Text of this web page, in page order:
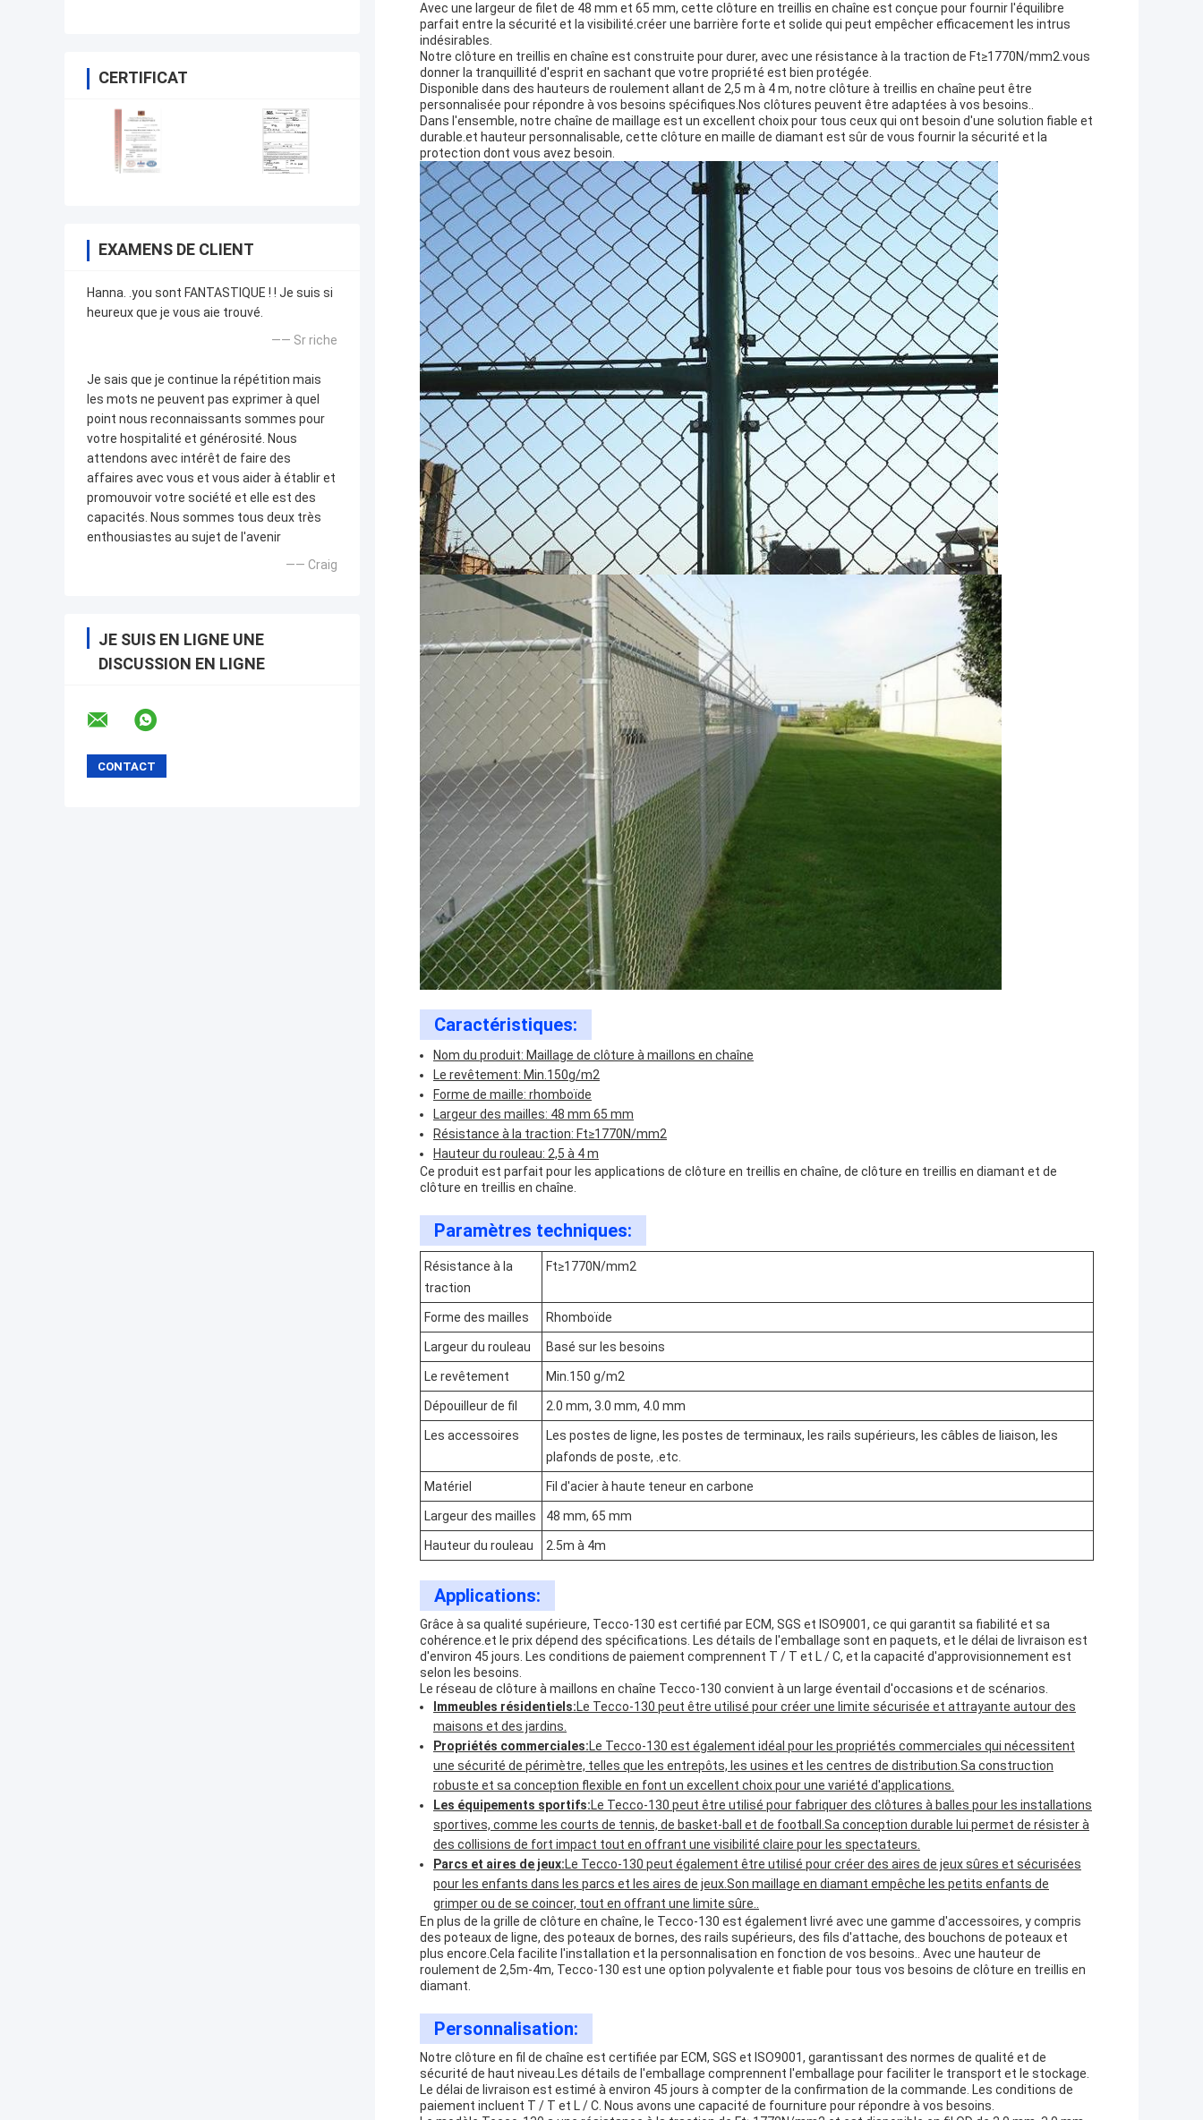
CERTIFICAT
EXAMENS DE CLIENT
Hanna. .you sont FANTASTIQUE ! ! Je suis si
heureux que je vous aie trouvé.
—— Sr riche
Je sais que je continue la répétition mais
les mots ne peuvent pas exprimer à quel
point nous reconnaissants sommes pour
votre hospitalité et générosité. Nous
attendons avec intérêt de faire des
affaires avec vous et vous aider à établir et
promouvoir votre société et elle est des
capacités. Nous sommes tous deux très
enthousiastes au sujet de l'avenir
—— Craig
JE SUIS EN LIGNE UNE
DISCUSSION EN LIGNE
Avec une largeur de filet de 48 mm et 65 mm, cette clôture en treillis en chaîne est conçue pour fournir l'équilibre
parfait entre la sécurité et la visibilité.créer une barrière forte et solide qui peut empêcher efficacement les intrus
indésirables.
Notre clôture en treillis en chaîne est construite pour durer, avec une résistance à la traction de Ft≥1770N/mm2.vous
donner la tranquillité d'esprit en sachant que votre propriété est bien protégée.
Disponible dans des hauteurs de roulement allant de 2,5 m à 4 m, notre clôture à treillis en chaîne peut être
personnalisée pour répondre à vos besoins spécifiques.Nos clôtures peuvent être adaptées à vos besoins..
Dans l'ensemble, notre chaîne de maillage est un excellent choix pour tous ceux qui ont besoin d'une solution fiable et
durable.et hauteur personnalisable, cette clôture en maille de diamant est sûr de vous fournir la sécurité et la
protection dont vous avez besoin.
Caractéristiques:
Nom du produit: Maillage de clôture à maillons en chaîne
Le revêtement: Min.150g/m2
Forme de maille: rhomboïde
Largeur des mailles: 48 mm 65 mm
Résistance à la traction: Ft≥1770N/mm2
Hauteur du rouleau: 2,5 à 4 m
Ce produit est parfait pour les applications de clôture en treillis en chaîne, de clôture en treillis en diamant et de
clôture en treillis en chaîne.
Paramètres techniques:
Résistance à la
traction
Ft≥1770N/mm2
Forme des mailles Rhomboïde
Largeur du rouleau Basé sur les besoins
Le revêtement Min.150 g/m2
Dépouilleur de fil 2.0 mm, 3.0 mm, 4.0 mm
Les accessoires
Les postes de ligne, les postes de terminaux, les rails supérieurs, les câbles de liaison, les
plafonds de poste, .etc.
Matériel Fil d'acier à haute teneur en carbone
Largeur des mailles 48 mm, 65 mm
Hauteur du rouleau 2.5m à 4m
Applications:
Grâce à sa qualité supérieure, Tecco-130 est certifié par ECM, SGS et ISO9001, ce qui garantit sa fiabilité et sa
cohérence.et le prix dépend des spécifications. Les détails de l'emballage sont en paquets, et le délai de livraison est
d'environ 45 jours. Les conditions de paiement comprennent T / T et L / C, et la capacité d'approvisionnement est
selon les besoins.
Le réseau de clôture à maillons en chaîne Tecco-130 convient à un large éventail d'occasions et de scénarios.
Immeubles résidentiels:Le Tecco-130 peut être utilisé pour créer une limite sécurisée et attrayante autour des
maisons et des jardins.
Propriétés commerciales:Le Tecco-130 est également idéal pour les propriétés commerciales qui nécessitent
une sécurité de périmètre, telles que les entrepôts, les usines et les centres de distribution.Sa construction
robuste et sa conception flexible en font un excellent choix pour une variété d'applications.
Les équipements sportifs:Le Tecco-130 peut être utilisé pour fabriquer des clôtures à balles pour les installations
sportives, comme les courts de tennis, de basket-ball et de football.Sa conception durable lui permet de résister à
des collisions de fort impact tout en offrant une visibilité claire pour les spectateurs.
Parcs et aires de jeux:Le Tecco-130 peut également être utilisé pour créer des aires de jeux sûres et sécurisées
pour les enfants dans les parcs et les aires de jeux.Son maillage en diamant empêche les petits enfants de
grimper ou de se coincer, tout en offrant une limite sûre..
En plus de la grille de clôture en chaîne, le Tecco-130 est également livré avec une gamme d'accessoires, y compris
des poteaux de ligne, des poteaux de bornes, des rails supérieurs, des fils d'attache, des bouchons de poteaux et
plus encore.Cela facilite l'installation et la personnalisation en fonction de vos besoins.. Avec une hauteur de
roulement de 2,5m-4m, Tecco-130 est une option polyvalente et fiable pour tous vos besoins de clôture en treillis en
diamant.
Personnalisation:
Notre clôture en fil de chaîne est certifiée par ECM, SGS et ISO9001, garantissant des normes de qualité et de
sécurité de haut niveau.Les détails de l'emballage comprennent l'emballage pour faciliter le transport et le stockage.
Le délai de livraison est estimé à environ 45 jours à compter de la confirmation de la commande. Les conditions de
paiement incluent T / T et L / C. Nous avons une capacité de fourniture pour répondre à vos besoins.